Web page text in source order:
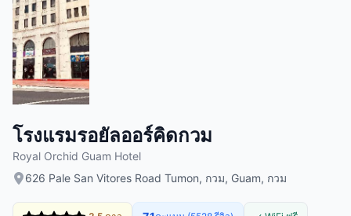
โรงแรมรอยัลออร์คิดกวม
Royal Orchid Guam Hotel
626 Pale San Vitores Road Tumon, กวม, Guam, กวม